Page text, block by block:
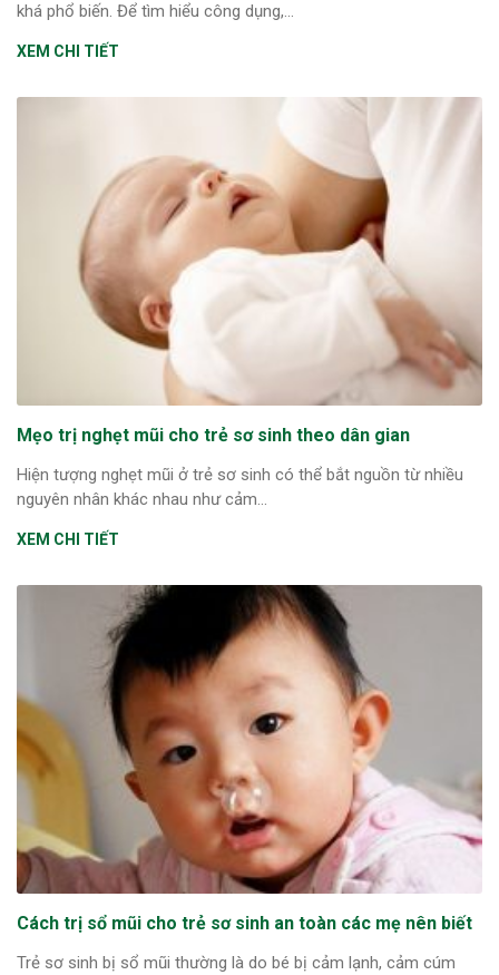
khá phổ biến. Để tìm hiểu công dụng,...
XEM CHI TIẾT
Mẹo trị nghẹt mũi cho trẻ sơ sinh theo dân gian
Hiện tượng nghẹt mũi ở trẻ sơ sinh có thể bắt nguồn từ nhiều
nguyên nhân khác nhau như cảm...
XEM CHI TIẾT
Cách trị sổ mũi cho trẻ sơ sinh an toàn các mẹ nên biết
Trẻ sơ sinh bị sổ mũi thường là do bé bị cảm lạnh, cảm cúm